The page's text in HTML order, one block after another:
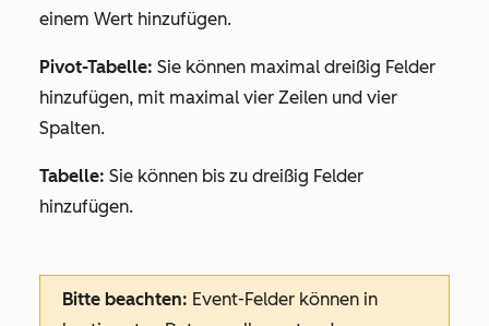
einem Wert hinzufügen.
Pivot-Tabelle: Sie können maximal dreißig Felder
hinzufügen, mit maximal vier Zeilen und vier
Spalten.
Tabelle: Sie können bis zu dreißig Felder
hinzufügen.
Bitte beachten: Event-Felder können in